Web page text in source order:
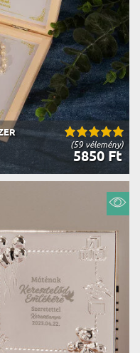
(59 vélemény)
5850 Ft